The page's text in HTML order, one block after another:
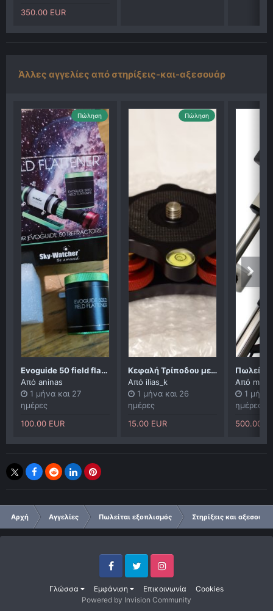
350.00 EUR
Άλλες αγγελίες από στηρίξεις-και-αξεσουάρ
Πώληση
Evoguide 50 field flattener
Από aninas
1 μήνα και 27
ημέρες
100.00 EUR
Πώληση
Κεφαλή Τρίποδου με Γρήγορη Βάση Ευθυγράμμισης
Από ilias_k
1 μήνα και 26
ημέρες
15.00 EUR
Από
1 μήνα
ημέρες
500.00
Αρχή Αγγελίες Πωλείται εξοπλισμός Στηρίξεις και αξεσουάρ
Γλώσσα Εμφάνιση Επικοινωνία Cookies
FacebookTwitter Instagram
Powered by Invision Community